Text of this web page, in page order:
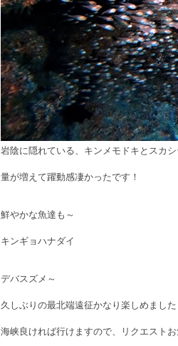
岩陰に隠れている、キンメモドキとスカシ
量が増えて躍動感凄かったです！
鮮やかな魚達も～
キンギョハナダイ
デバスズメ～
久しぶりの最北端遠征かなり楽しめました
海峡良ければ行けますので、リクエストお